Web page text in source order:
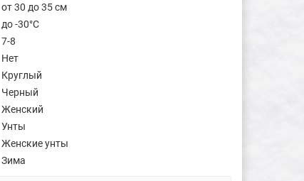
от 30 до 35 см
до -30°C
7-8
Нет
Круглый
Черный
Женский
Унты
Женские унты
Зима